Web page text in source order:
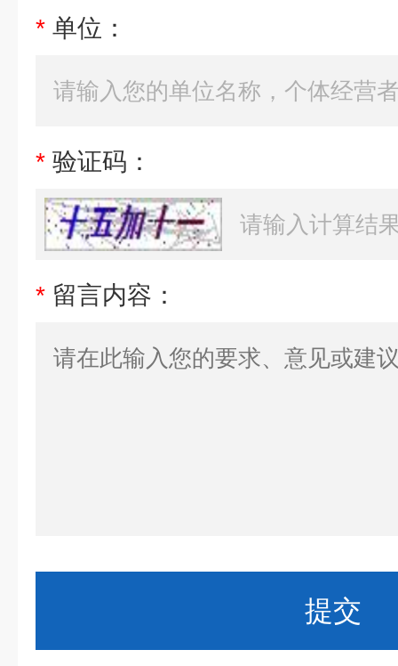
* 单位：
* 验证码：
* 留言内容：